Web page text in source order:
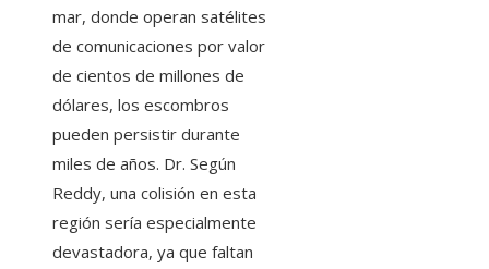
mar, donde operan satélites
de comunicaciones por valor
de cientos de millones de
dólares, los escombros
pueden persistir durante
miles de años. Dr. Según
Reddy, una colisión en esta
región sería especialmente
devastadora, ya que faltan